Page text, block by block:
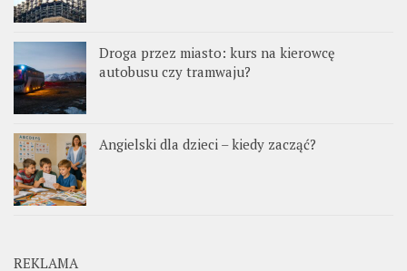
Droga przez miasto: kurs na kierowcę
autobusu czy tramwaju?
Angielski dla dzieci – kiedy zacząć?
REKLAMA